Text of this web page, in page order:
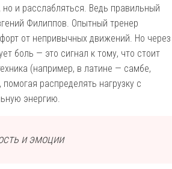
но и расслаб­ляться. Ведь правильный
Филиппов. Опытный тренер
от непривычных движений. Но через
боль — это сигнал к тому, что стоит
(например, в латине — самбе,
распределять нагрузку с
энергию.
и эмоции